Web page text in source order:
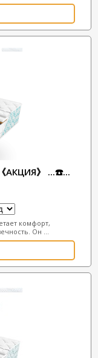
АКЦИЯ》 ...☎️...
комфорт,
Он ...